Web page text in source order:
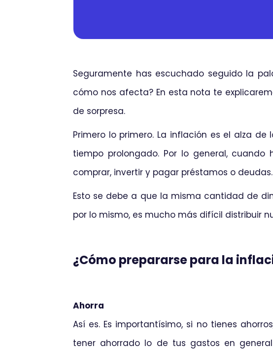
Seguramente has escuchado seguido la
cómo nos afecta? En esta nota te
de sorpresa.
Primero lo primero. La inflación es el alza
tiempo prolongado. Por lo general,
comprar, invertir y pagar préstamos o deudas.
Esto se debe a que la misma cantidad de
por lo mismo, es mucho más difícil distribuir
¿Cómo prepararse para la
Ahorra
Así es. Es importantísimo, si no tienes
tener ahorrado lo de tus gastos en